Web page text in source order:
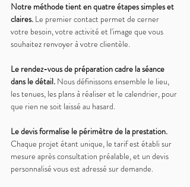
Notre méthode tient en quatre étapes simples et
claires. Le premier contact permet de cerner
votre besoin, votre activité et l'image que vous
souhaitez renvoyer à votre clientèle.
Le rendez-vous de préparation cadre la séance
dans le détail. Nous définissons ensemble le lieu,
les tenues, les plans à réaliser et le calendrier, pour
que rien ne soit laissé au hasard.
Le devis formalise le périmètre de la prestation.
Chaque projet étant unique, le tarif est établi sur
mesure après consultation préalable, et un devis
personnalisé vous est adressé sur demande.